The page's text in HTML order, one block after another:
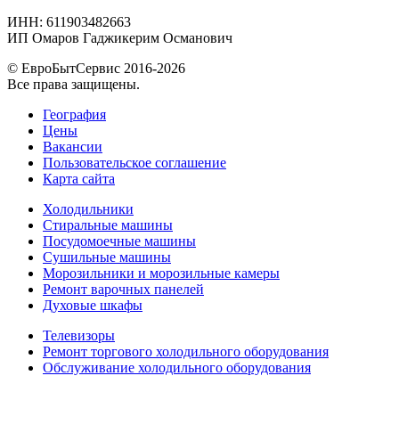
ИНН: 611903482663
ИП Омаров Гаджикерим Османович
© ЕвроБытСервис 2016-2026
Все права защищены.
География
Цены
Вакансии
Пользовательское соглашение
Карта сайта
Холодильники
Стиральные машины
Посудомоечные машины
Сушильные машины
Морозильники и морозильные камеры
Ремонт варочных панелей
Духовые шкафы
Телевизоры
Ремонт торгового холодильного оборудования
Обслуживание холодильного оборудования